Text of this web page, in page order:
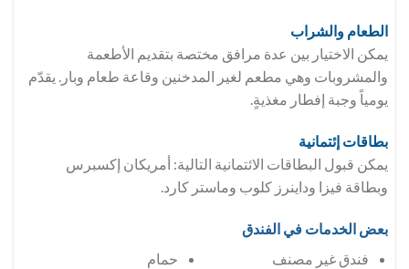
الطعام والشراب
يمكن الاختيار بين عدة مرافق مختصة بتقديم الأطعمة
والمشروبات وهي مطعم لغير المدخنين وقاعة طعام وبار. يقدّم
يومياً وجبة إفطار مغذيةٍ.
بطاقات إئتمانية
يمكن قبول البطاقات الائتمانية التالية: أمريكان إكسبرس
وبطاقة فيزا وداينرز كلوب وماستر كارد.
بعض الخدمات في الفندق
فندق غير مصنف
حمام